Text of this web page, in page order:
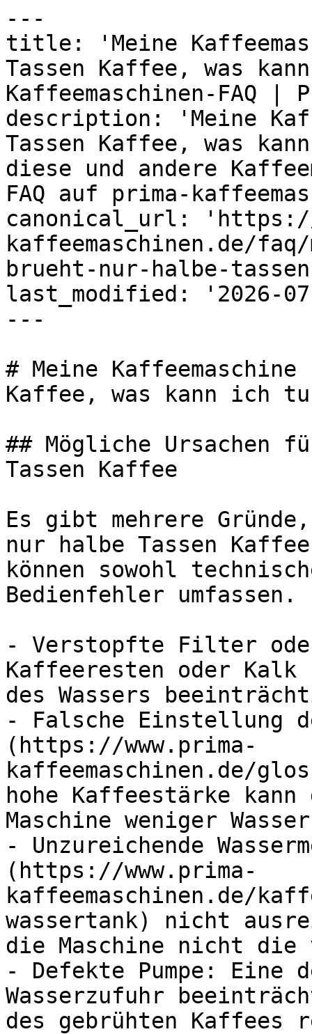
---
title: 'Meine
Tassen Kaffee, was
Kaffeemaschinen-FAQ |
description: 'Meine
Tassen Kaffee, was
diese und andere
FAQ auf prima-
canonical_url: 'https://
kaffeemaschinen.de/
brueht-nur-halbe-
last_modified: '2026-
---
# Meine
Kaffee, was kann ich
## Mögliche Ursachen
Tassen Kaffee
Es gibt mehrere
nur halbe Tassen
können sowohl
Bedienfehler umfassen.
- Verstopfte Filter oder
Kaffeeresten oder Kalk
des Wassers
- Falsche Einstellung
(https://www.prima-
kaffeemaschinen.de/
hohe Kaffeestärke
Maschine weniger
- Unzureichende
(https://www.prima-
kaffeemaschinen.de/
wassertank) nicht
die Maschine nicht die
- Defekte Pumpe: Eine
Wasserzufuhr
des gebrühten Kaffees